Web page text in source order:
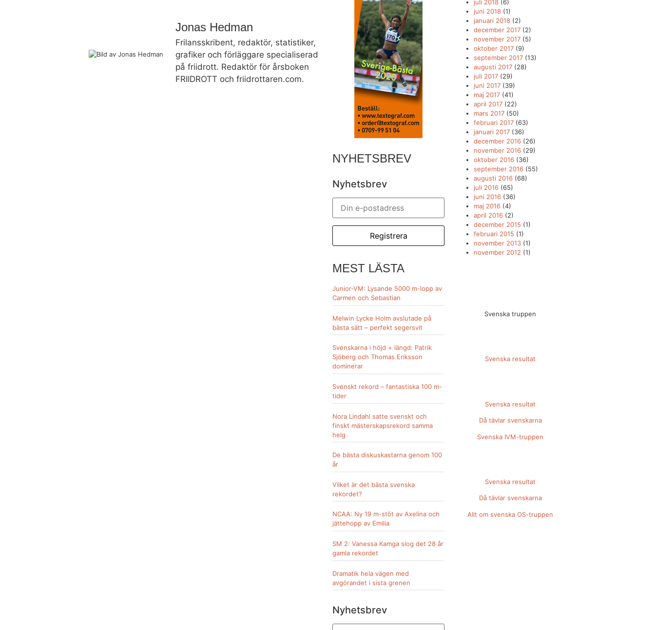
Jonas Hedman
Frilansskribent, redaktör, statistiker,
grafiker och förläggare specialiserad
på friidrott. Redaktör för årsboken
FRIIDROTT och friidrottaren.com.
NYHETSBREV
Nyhetsbrev
MEST LÄSTA
Junior-VM: Lysande 5000 m-lopp av
Carmen och Sebastian
Melwin Lycke Holm avslutade på
bästa sätt – perfekt segersvit
Svenskarna i höjd + längd: Patrik
Sjöberg och Thomas Eriksson
dominerar
Svenskt rekord – fantastiska 100 m-
tider
Nora Lindahl satte svenskt och
finskt mästerskapsrekord samma
helg
De bästa diskuskastarna genom 100
år
Vilket är det bästa svenska
rekordet?
NCAA: Ny 19 m-stöt av Axelina och
jättehopp av Emilia
SM 2: Vanessa Kamga slog det 28 år
gamla rekordet
Dramatik hela vägen med
avgörandet i sista grenen
Nyhetsbrev
juli 2018 (6)
juni 2018 (1)
januari 2018 (2)
december 2017 (2)
november 2017 (5)
oktober 2017 (9)
september 2017 (13)
augusti 2017 (28)
juli 2017 (29)
juni 2017 (39)
maj 2017 (41)
april 2017 (22)
mars 2017 (50)
februari 2017 (63)
januari 2017 (36)
december 2016 (26)
november 2016 (29)
oktober 2016 (36)
september 2016 (55)
augusti 2016 (68)
juli 2016 (65)
juni 2016 (36)
maj 2016 (4)
april 2016 (2)
december 2015 (1)
februari 2015 (1)
november 2013 (1)
november 2012 (1)
Svenska truppen
Svenska resultat
Svenska resultat
Då tävlar svenskarna
Svenska IVM-truppen
Svenska resultat
Då tävlar svenskarna
Allt om svenska OS-truppen